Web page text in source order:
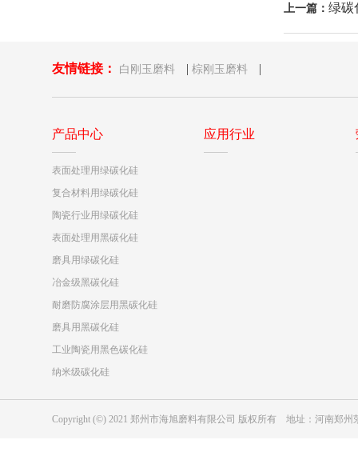
上一篇： 绿碳
友情链接： 白刚玉磨料 | 棕刚玉磨料 |
产品中心
表面处理用绿碳化硅
复合材料用绿碳化硅
陶瓷行业用绿碳化硅
表面处理用黑碳化硅
磨具用绿碳化硅
冶金级黑碳化硅
耐磨防腐涂层用黑碳化硅
磨具用黑碳化硅
工业陶瓷用黑色碳化硅
纳米级碳化硅
应用行业
Copyright (©) 2021 郑州市海旭磨料有限公司 版权所有 地址：河南郑